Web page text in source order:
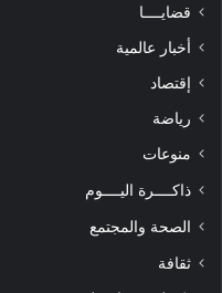
قضايــــا
أخبار عالمية
إقتصاد
رياضة
منوعات
ذاكــــرة اليــــوم
الصحة والمجتمع
ثقافة